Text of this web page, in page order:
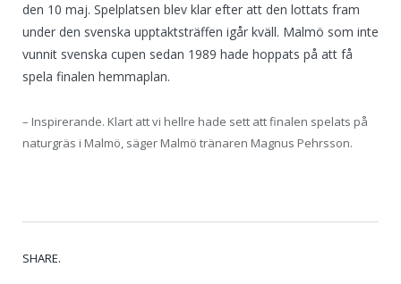
den 10 maj. Spelplatsen blev klar efter att den lottats fram
under den svenska upptaktsträffen igår kväll. Malmö som inte
vunnit svenska cupen sedan 1989 hade hoppats på att få
spela finalen hemmaplan.
– Inspirerande. Klart att vi hellre hade sett att finalen spelats på
naturgräs i Malmö, säger Malmö tränaren Magnus Pehrsson.
SHARE.